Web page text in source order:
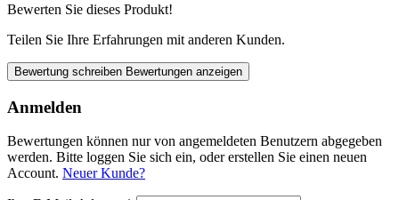
Bewerten Sie dieses Produkt!
Teilen Sie Ihre Erfahrungen mit anderen Kunden.
Bewertung schreiben Bewertungen anzeigen
Anmelden
Bewertungen können nur von angemeldeten Benutzern abgegeben
werden. Bitte loggen Sie sich ein, oder erstellen Sie einen neuen
Account. Neuer Kunde?